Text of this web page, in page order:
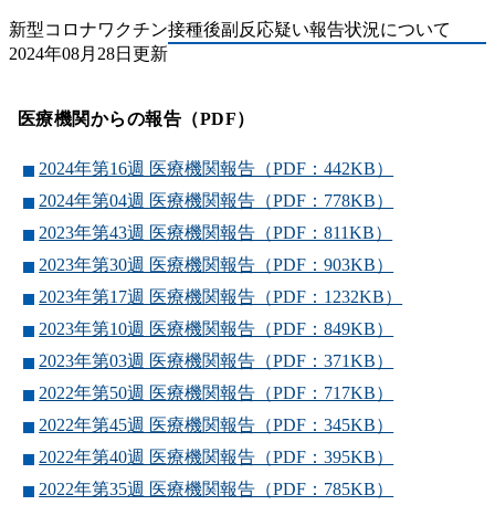
新型コロナワクチン接種後副反応疑い報告状況について
2024年08月28日更新
医療機関からの報告（PDF）
2024年第16週 医療機関報告（PDF：442KB）
2024年第04週 医療機関報告（PDF：778KB）
2023年第43週 医療機関報告（PDF：811KB）
2023年第30週 医療機関報告（PDF：903KB）
2023年第17週 医療機関報告（PDF：1232KB）
2023年第10週 医療機関報告（PDF：849KB）
2023年第03週 医療機関報告（PDF：371KB）
2022年第50週 医療機関報告（PDF：717KB）
2022年第45週 医療機関報告（PDF：345KB）
2022年第40週 医療機関報告（PDF：395KB）
2022年第35週 医療機関報告（PDF：785KB）